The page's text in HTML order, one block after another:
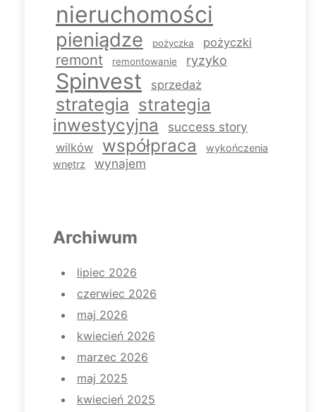
nieruchomości
pieniądze pożyczka pożyczki
remont remontowanie ryzyko
Spinvest sprzedaż
strategia strategia
inwestycyjna
success story
wilków współpraca
wykończenia
wnętrz
wynajem
Archiwum
lipiec 2026
czerwiec 2026
maj 2026
kwiecień 2026
marzec 2026
maj 2025
kwiecień 2025